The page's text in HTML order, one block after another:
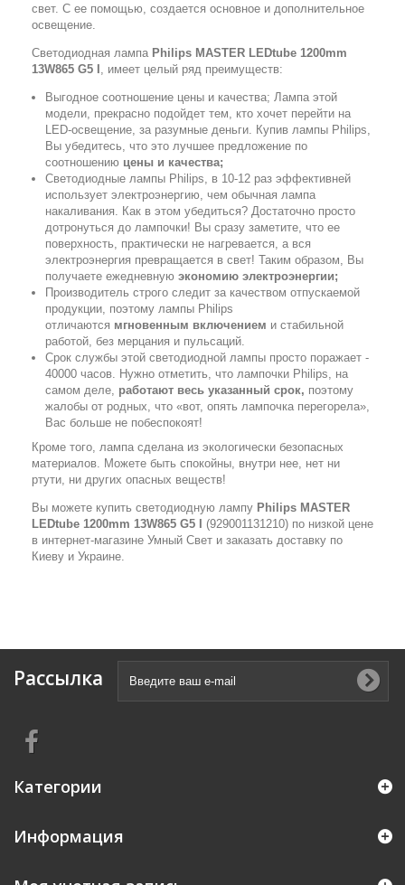
свет. С ее помощью, создается основное и дополнительное
освещение.
Светодиодная лампа Philips MASTER LEDtube 1200mm
13W865 G5 I , имеет целый ряд преимуществ:
Выгодное соотношение цены и качества; Лампа этой
модели, прекрасно подойдет тем, кто хочет перейти на
LED-освещение, за разумные деньги. Купив лампы Philips,
Вы убедитесь, что это лучшее предложение по
соотношению цены и качества;
Светодиодные лампы Philips, в 10-12 раз эффективней
использует электроэнергию, чем обычная лампа
накаливания. Как в этом убедиться? Достаточно просто
дотронуться до лампочки! Вы сразу заметите, что ее
поверхность, практически не нагревается, а вся
электроэнергия превращается в свет! Таким образом, Вы
получаете ежедневную экономию электроэнергии;
Производитель строго следит за качеством отпускаемой
продукции, поэтому лампы Philips
отличаются мгновенным включением и стабильной
работой, без мерцания и пульсаций.
Срок службы этой светодиодной лампы просто поражает -
40000 часов. Нужно отметить, что лампочки Philips, на
самом деле, работают весь указанный срок, поэтому
жалобы от родных, что «вот, опять лампочка перегорела»,
Вас больше не побеспокоят!
Кроме того, лампа сделана из экологически безопасных
материалов. Можете быть спокойны, внутри нее, нет ни
ртути, ни других опасных веществ!
Вы можете купить светодиодную лампу Philips MASTER
LEDtube 1200mm 13W865 G5 I
(929001131210) по низкой цене
в интернет-магазине Умный Свет и заказать доставку по
Киеву и Украине.
Рассылка
Категории
Информация